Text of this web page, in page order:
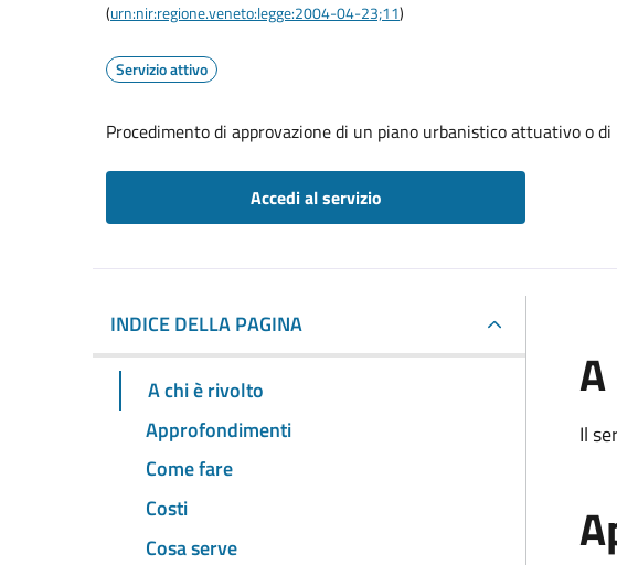
(urn:nir:regione.veneto:legge:2004-04-23;11)
Servizio attivo
Procedimento di approvazione di un piano urbanistico attuativo o
Accedi al servizio
INDICE DELLA PAGINA
A chi è rivolto
Approfondimenti
Come fare
Costi
Cosa serve
Il